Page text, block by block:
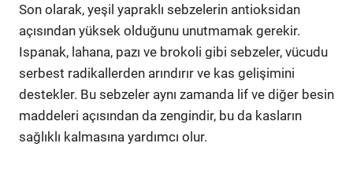
Son olarak, yeşil yapraklı sebzelerin antioksidan
açısından yüksek olduğunu unutmamak gerekir.
Ispanak, lahana, pazı ve brokoli gibi sebzeler, vücudu
serbest radikallerden arındırır ve kas gelişimini
destekler. Bu sebzeler aynı zamanda lif ve diğer besin
maddeleri açısından da zengindir, bu da kasların
sağlıklı kalmasına yardımcı olur.